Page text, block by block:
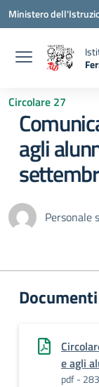
Vai ai contenuti
Vai al menu di
Vai al footer
Ministero
—
Circolare 27
agli
Personale
Documenti
e agli
pdf -